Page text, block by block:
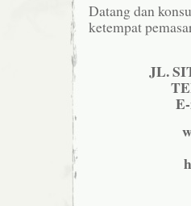
Datang dan
ketempat
JL.